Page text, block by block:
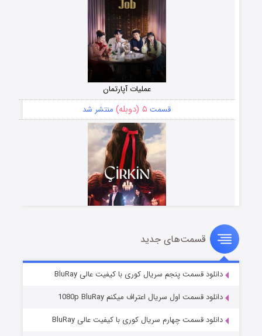
عملیات آپارتمان
قسمت ۵ (دوبله) منتشر شد
سریال زشت
قسمت۲ (زیرنویس) منتشر شد
قسمت‌های جدید
دانلود قسمت پنجم سریال کوری با کیفیت عالی BluRay
دانلود قسمت اول سریال اعتراف میکنم 1080p BluRay
دانلود قسمت چهارم سریال کوری با کیفیت عالی BluRay